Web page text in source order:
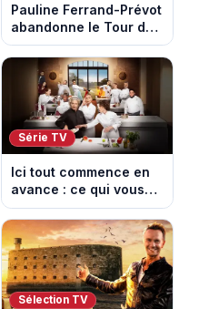
Pauline Ferrand-Prévot
abandonne le Tour de
France Femmes avant
la 8e étape
Série TV
Ici tout commence en
avance : ce qui vous
attend la semaine du
10 au 14 août 2026
(spoiler)
Sélection TV